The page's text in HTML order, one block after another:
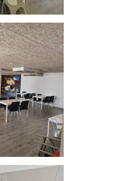
desde el primer día
perfecto estado
una visita, no dude en
traspasos de hostelería en
en todo el proceso para que
forma rápida, segura y